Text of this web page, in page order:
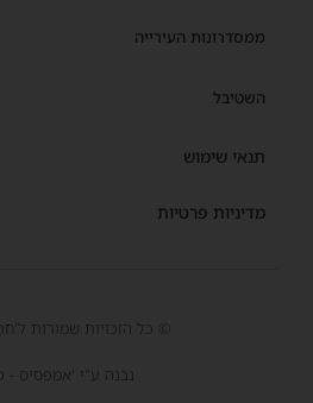
ממסדרונות העירייה
השטיבל
תנאי שימוש
מדיניות פרטיות
© כל הזכויות שמורות
נבנה ע"י 'אמפסיס -